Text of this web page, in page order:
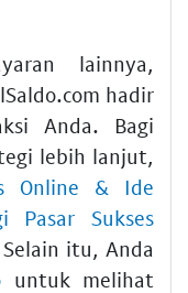
lainnya,
hadir
Anda. Bagi
lebih lanjut,
Online & Ide
Pasar Sukses
itu, Anda
untuk melihat